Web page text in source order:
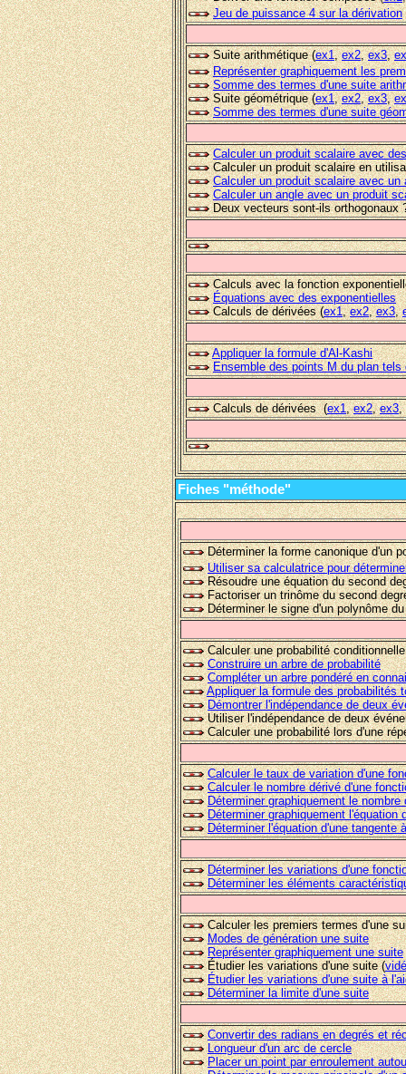
Jeu de puissance 4 sur la dérivation
Suite arithmétique (ex1,ex2,ex3,
Représenter graphiquement les
Somme des termes d'une suite
Suite géométrique (ex1,ex2,ex3,
Somme des termes d'une suite
Calculer un produit scalaire avec
Calculer un produit scalaire en
Calculer un produit scalaire avec un
Calculer un angle avec un produit
Deux vecteurs sont-ils orthogonaux
Calculs avec la fonction
Équations avec des exponentielles
Calculs de dérivées (ex1,ex2,ex3,
Appliquer la formule d'Al-Kashi
Ensemble des points M du plan
Calculs de dérivées (ex1,ex2,ex3,
Fiches "méthode"
Déterminer la forme canonique d'un
Utiliser sa calculatrice pour
Résoudre une équation du second
Factoriser un trinôme du second
Déterminer le signe d'un polynôme
Calculer une probabilité
Construire un arbre de probabilité
Compléter un arbre pondéré en
Appliquer la formule des probabilités
Démontrer l'indépendance de deux
Utiliser l'indépendance de deux
Calculer une probabilité lors d'une
Calculer le taux de variation d'une
Calculer le nombre dérivé d'une
Déterminer graphiquement le
Déterminer graphiquement l'équation
Déterminer l'équation d'une tangente
Déterminer les variations d'une
Déterminer les éléments
Calculer les premiers termes d'une
Modes de génération une suite
Représenter graphiquement une suite
Étudier les variations d'une suite(
Étudier les variations d'une suite à
Déterminer la limite d'une suite
Convertir des radians en degrés et
Longueur d'un arc de cercle
Placer un point par enroulement